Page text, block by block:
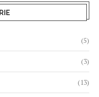
(5)
(3)
(13)